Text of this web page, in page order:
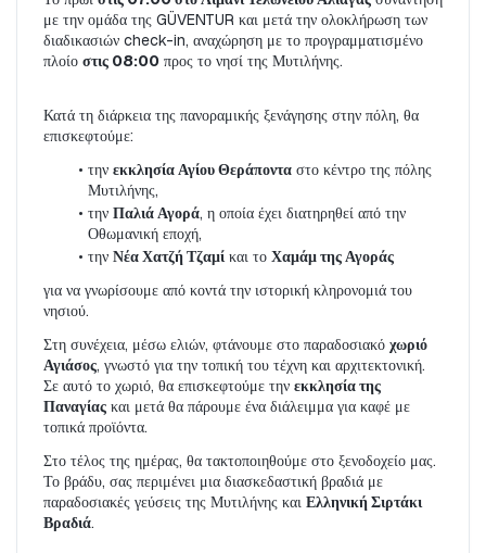
με την ομάδα της GÜVENTUR και μετά την ολοκλήρωση των
διαδικασιών check-in, αναχώρηση με το προγραμματισμένο
πλοίο στις 08:00 προς το νησί της Μυτιλήνης.
Κατά τη διάρκεια της πανοραμικής ξενάγησης στην πόλη, θα
επισκεφτούμε:
την εκκλησία Αγίου Θεράποντα στο κέντρο της πόλης
Μυτιλήνης,
την Παλιά Αγορά, η οποία έχει διατηρηθεί από την
Οθωμανική εποχή,
την Νέα Χατζή Τζαμί και το Χαμάμ της Αγοράς
για να γνωρίσουμε από κοντά την ιστορική κληρονομιά του
νησιού.
Στη συνέχεια, μέσω ελιών, φτάνουμε στο παραδοσιακό χωριό
Αγιάσος, γνωστό για την τοπική του τέχνη και αρχιτεκτονική.
Σε αυτό το χωριό, θα επισκεφτούμε την εκκλησία της
Παναγίας και μετά θα πάρουμε ένα διάλειμμα για καφέ με
τοπικά προϊόντα.
Στο τέλος της ημέρας, θα τακτοποιηθούμε στο ξενοδοχείο μας.
Το βράδυ, σας περιμένει μια διασκεδαστική βραδιά με
παραδοσιακές γεύσεις της Μυτιλήνης και Ελληνική Σιρτάκι
Βραδιά.